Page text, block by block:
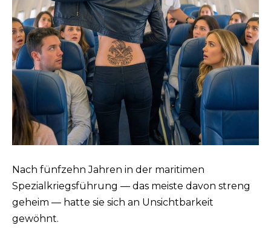
Nach fünfzehn Jahren in der maritimen
Spezialkriegsführung — das meiste davon streng
geheim — hatte sie sich an Unsichtbarkeit
gewöhnt.